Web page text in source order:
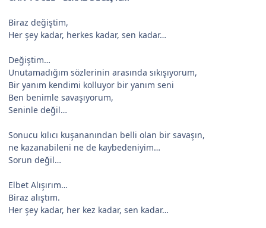
Biraz değiştim,
Her şey kadar, herkes kadar, sen kadar…
Değiştim…
Unutamadığım sözlerinin arasında sıkışıyorum,
Bir yanım kendimi kolluyor bir yanım seni
Ben benimle savaşıyorum,
Seninle değil…
Sonucu kılıcı kuşananından belli olan bir savaşın,
ne kazanabileni ne de kaybedeniyim…
Sorun değil…
Elbet Alışırım…
Biraz alıştım.
Her şey kadar, her kez kadar, sen kadar…